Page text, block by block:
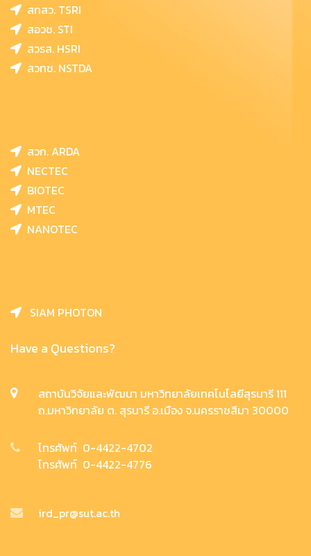
สทสว. TSRI
สอวช. STI
สวรส. HSRI
สวทช. NSTDA
สวก. ARDA
NECTEC
BIOTEC
MTEC
NANOTEC
SIAM PHOTON
Have a Questions?
สถาบันวิจัยและพัฒนา มหาวิทยาลัยเทคโนโลยีสุรนารี 111
ถ.มหาวิทยาลัย ต. สุรนารี อ.เมือง จ.นครราชสีมา 30000
โทรศัพท์ 0-4422-4702
โทรศัพท์ 0-4422-4776
ird_pr@sut.ac.th